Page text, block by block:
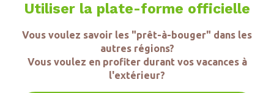
Utiliser la plate-forme officielle
Vous voulez savoir les "prêt-à-bouger" dans les
autres régions?
Vous voulez en profiter durant vos vacances à
l'extérieur?